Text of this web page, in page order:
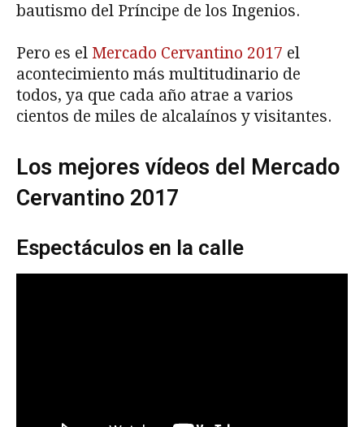
bautismo del Príncipe de los Ingenios.
Pero es el Mercado Cervantino 2017 el
acontecimiento más multitudinario de
todos, ya que cada año atrae a varios
cientos de miles de alcalaínos y visitantes.
Los mejores vídeos del Mercado
Cervantino 2017
Espectáculos en la calle